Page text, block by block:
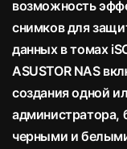
возможность
снимков для
данных в томах
ASUSTOR NAS
создания одной
администратора,
черными и